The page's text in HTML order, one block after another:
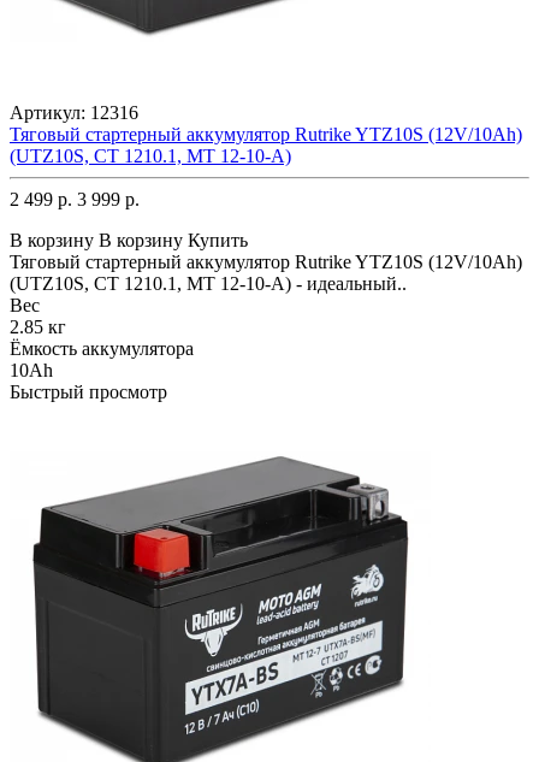
Артикул: 12316
Тяговый стартерный аккумулятор Rutrike YTZ10S (12V/10Ah)
(UTZ10S, CT 1210.1, MT 12-10-A)
2 499 р. 3 999 р.
В корзину В корзину Купить
Тяговый стартерный аккумулятор Rutrike YTZ10S (12V/10Ah)
(UTZ10S, CT 1210.1, MT 12-10-A) - идеальный..
Вес
2.85 кг
Ёмкость аккумулятора
10Ah
Быстрый просмотр